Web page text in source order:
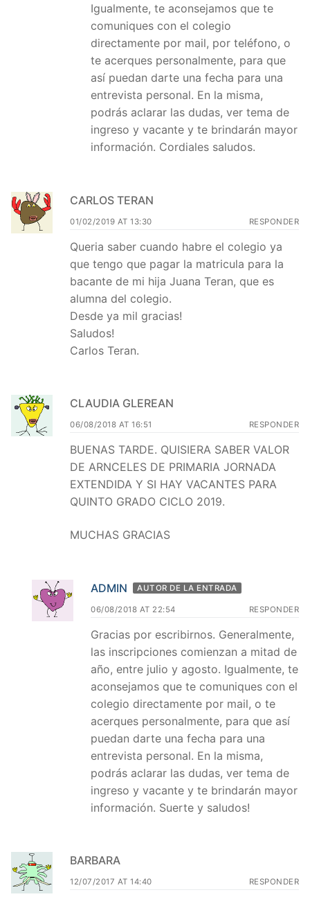
Igualmente, te aconsejamos que te
comuniques con el colegio
directamente por mail, por teléfono, o
te acerques personalmente, para que
así puedan darte una fecha para una
entrevista personal. En la misma,
podrás aclarar las dudas, ver tema de
ingreso y vacante y te brindarán mayor
información. Cordiales saludos.
CARLOS TERAN
01/02/2019 AT 13:30 RESPONDER
Queria saber cuando habre el colegio ya
que tengo que pagar la matricula para la
bacante de mi hija Juana Teran, que es
alumna del colegio.
Desde ya mil gracias!
Saludos!
Carlos Teran.
CLAUDIA GLEREAN
06/08/2018 AT 16:51 RESPONDER
BUENAS TARDE. QUISIERA SABER VALOR
DE ARNCELES DE PRIMARIA JORNADA
EXTENDIDA Y SI HAY VACANTES PARA
QUINTO GRADO CICLO 2019.
MUCHAS GRACIAS
ADMIN AUTOR DE LA ENTRADA
06/08/2018 AT 22:54 RESPONDER
Gracias por escribirnos. Generalmente,
las inscripciones comienzan a mitad de
año, entre julio y agosto. Igualmente, te
aconsejamos que te comuniques con el
colegio directamente por mail, o te
acerques personalmente, para que así
puedan darte una fecha para una
entrevista personal. En la misma,
podrás aclarar las dudas, ver tema de
ingreso y vacante y te brindarán mayor
información. Suerte y saludos!
BARBARA
12/07/2017 AT 14:40 RESPONDER